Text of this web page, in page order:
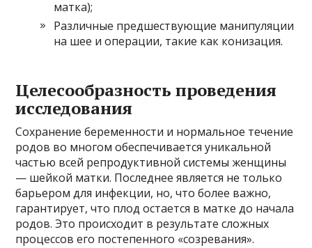
матка);
Различные предшествующие манипуляции
на шее и операции, такие как конизация.
Целесообразность проведения
исследования
Сохранение беременности и нормальное течение
родов во многом обеспечивается уникальной
частью всей репродуктивной системы женщины
— шейкой матки. Последнее является не только
барьером для инфекции, но, что более важно,
гарантирует, что плод остается в матке до начала
родов. Это происходит в результате сложных
процессов его постепенного «созревания».